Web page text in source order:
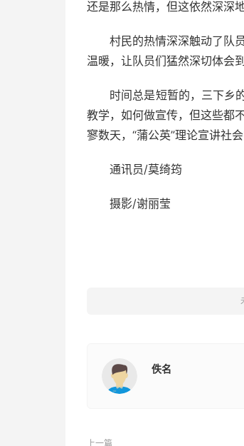
还是那么热情，但这依然深深
村民的热情深深触动了队员
温暖，让队员们猛然深切体会
时间总是短暂的，三下乡的
教学，如何做宣传，但这些都
寥数天，“蒲公英”理论宣讲社
通讯员/莫绮筠
摄影/谢丽莹
佚名
上一篇